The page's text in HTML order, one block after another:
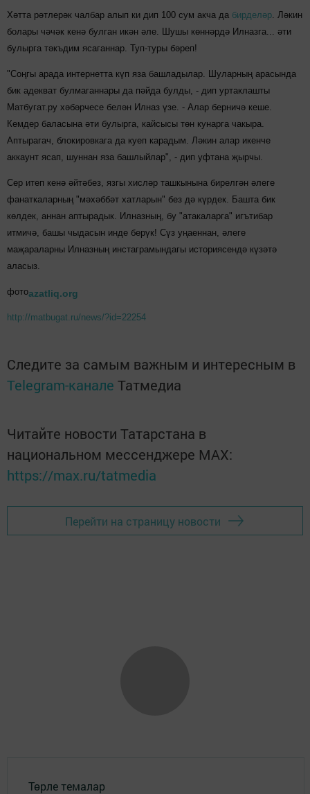
Хәтта рәтлерәк чалбар алып ки дип 100 сум акча да бирделәр. Ләкин
болары чәчәк кенә булган икән әле. Шушы көннәрдә Илназга... әти
булырга тәкъдим ясаганнар. Туп-туры бәреп!
"Соңгы арада интернетта күп яза башладылар. Шуларның арасында
бик адекват булмаганнары да пәйда булды, - дип уртаклашты
Матбугат.ру хәбәрчесе белән Илназ үзе. - Алар берничә кеше.
Кемдер баласына әти булырга, кайсысы төн кунарга чакыра.
Аптырагач, блокировкага да куеп карадым. Ләкин алар икенче
аккаунт ясап, шуннан яза башлыйлар", - дип уфтана җырчы.
Сер итеп кенә әйтәбез, язгы хисләр ташкынына бирелгән әлеге
фанаткаларның "мәхәббәт хатларын" без дә күрдек. Башта бик
көлдек, аннан аптырадык. Илназның, бу "атакаларга" игътибар
итмичә, башы чыдасын инде берүк! Сүз уңаеннан, әлеге
маҗараларны Илназның инстаграмындагы историясендә күзәтә
аласыз.
фотоazatliq.org
http://matbugat.ru/news/?id=22254
Следите за самым важным и интересным в
Telegram-канале Татмедиа
Читайте новости Татарстана в
национальном мессенджере MАХ:
https://max.ru/tatmedia
Перейти на страницу новости
Төрле темалар